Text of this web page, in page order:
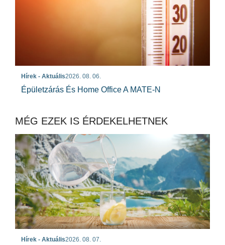
Hírek - Aktuális2026. 08. 06.
Épületzárás És Home Office A MATE-N
MÉG EZEK IS ÉRDEKELHETNEK
Hírek - Aktuális2026. 08. 07.